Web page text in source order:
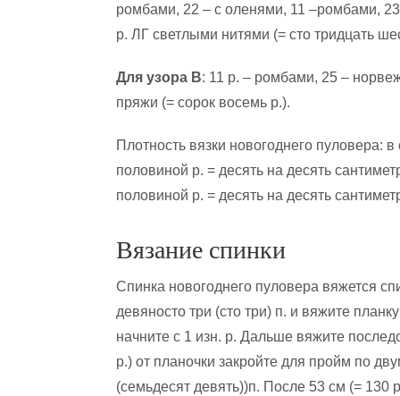
ромбами, 22 – с оленями, 11 –ромбами,
р. ЛГ светлыми нитями (= сто тридцать
Для узора В: 11 р. – ромбами, 25 –
пряжи (= сорок восемь р.).
Плотность вязки новогоднего пуловера:
половиной р. = десять на десять
половиной р. = десять на десять
Вязание спинки
Спинка новогоднего пуловера вяжется
девяносто три (сто три) п. и вяжите
начните с 1 изн. р. Дальше вяжите
р.) от планочки закройте для пройм по
(семьдесят девять))п. После 53 см (= 130